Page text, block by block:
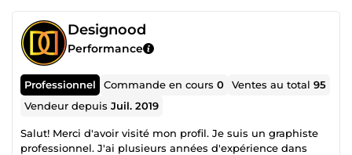
Designood
Performance
Professionnel Commande en cours0 Ventes au total95
Vendeur depuisJuil. 2019
Salut! Merci d'avoir visité mon profil. Je suis un graphiste
professionnel. J'ai plusieurs années d'expérience dans